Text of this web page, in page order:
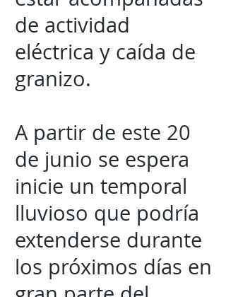
de actividad
eléctrica y caída de
granizo.
A partir de este 20
de junio se espera
inicie un temporal
lluvioso que podría
extenderse durante
los próximos días en